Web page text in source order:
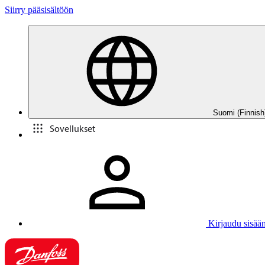
Siirry pääsisältöön
Suomi
Sovellukset
Kirjaudu